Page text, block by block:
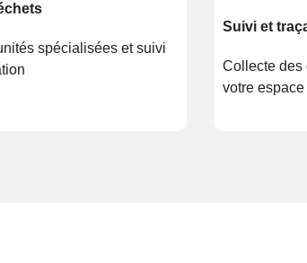
spécialisées et suivi
Suivi et
Collecte des
votre